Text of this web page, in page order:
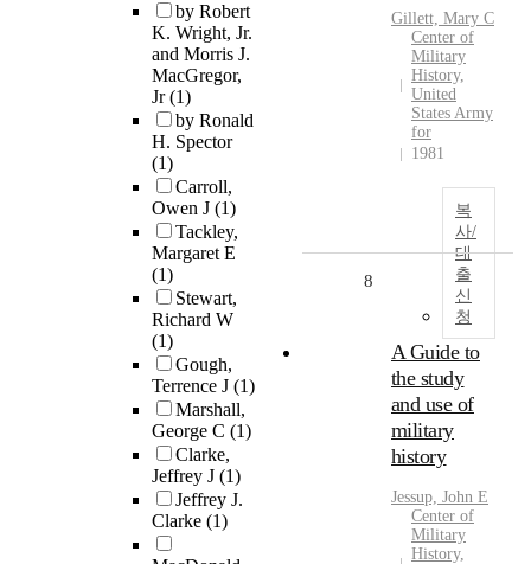
by Robert
K. Wright, Jr.
and Morris J.
MacGregor,
Jr(1)
by Ronald
H. Spector
(1)
Carroll,
Owen J (1)
Tackley,
Margaret E
(1)
Stewart,
Richard W
(1)
Gough,
Terrence J (1)
Marshall,
George C (1)
Clarke,
Jeffrey J (1)
Jeffrey J.
Clarke (1)
Gillett, Mary C
Center of
Military
History,
United
States Army
for
1981
복
사/
대
출
신
청
8
A Guide to
the study
and use of
military
history
Jessup, John E
Center of
Military
History,